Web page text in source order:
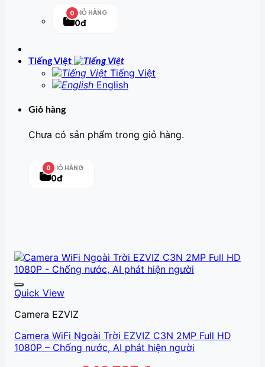
0 GIỎ HÀNG
0đ
Tiếng Việt
Tiếng Việt
English
Giỏ hàng
Chưa có sản phẩm trong giỏ hàng.
0 GIỎ HÀNG
0đ
Quick View
Camera EZVIZ
Camera WiFi Ngoài Trời EZVIZ C3N 2MP Full HD
1080P – Chống nước, AI phát hiện người